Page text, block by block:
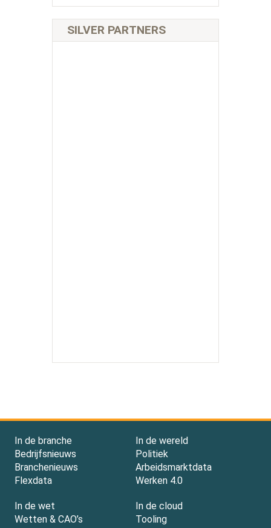
SILVER PARTNERS
In de branche
Bedrijfsnieuws
Branchenieuws
Flexdata
In de wereld
Politiek
Arbeidsmarktdata
Werken 4.0
In de wet
Wetten & CAO’s
In de cloud
Tooling